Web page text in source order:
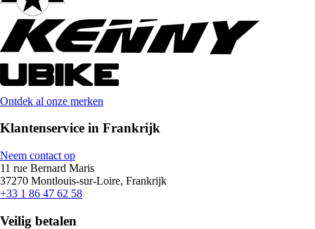
Ontdek al onze merken
Klantenservice in Frankrijk
Neem contact op
11 rue Bernard Maris
37270 Montlouis-sur-Loire, Frankrijk
+33 1 86 47 62 58
Veilig betalen